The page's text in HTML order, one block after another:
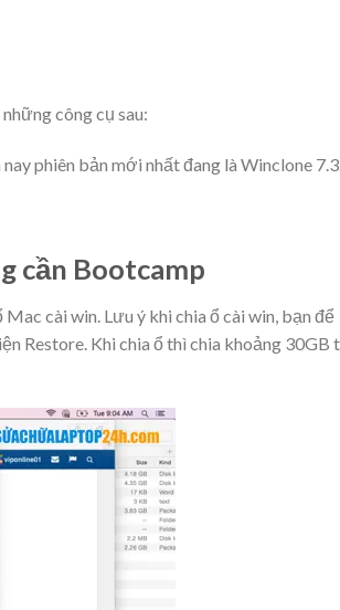
công cụ sau:
phiên bản mới nhất đang là Winclone
cần Bootcamp
cài win. Lưu ý khi chia ổ cài win, bạn để
Restore. Khi chia ổ thì chia khoảng 30GB